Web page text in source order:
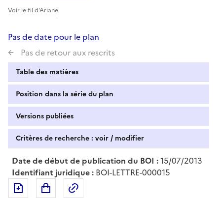
Voir le fil d'Ariane
Pas de date pour le plan
Pas de retour aux rescrits
Table des matières
Position dans la série du plan
Versions publiées
Critères de recherche : voir / modifier
Date de début de publication du BOI :15/07/2013
Identifiant juridique : BOI-LETTRE-000015
Exporter le document au format pdf